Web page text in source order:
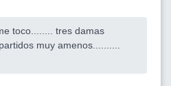
toco........ tres damas
muy amenos..........